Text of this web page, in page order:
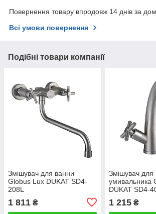
Повернення товару впродовж 14 днів за
Всі умови повернення
Подібні товари компанії
Змішувач для ванни
Globus Lux DUKAT SD4-
208L
1 811 ₴
Змішувач для
умивальника
DUKAT SD4-
1 215₴